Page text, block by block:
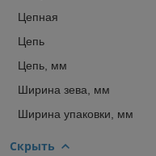
Цепная
Цепь
Цепь, мм
Ширина зева, мм
Ширина упаковки, мм
Скрыть